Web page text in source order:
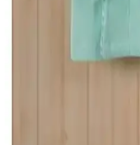
Yüksek Kalite ve Konfor
Madame Coco'nun Roesia Şalyaka
hızlı kuruma ve estetik ekru
sağlar, dayanıklı ve şık tasarımıyla